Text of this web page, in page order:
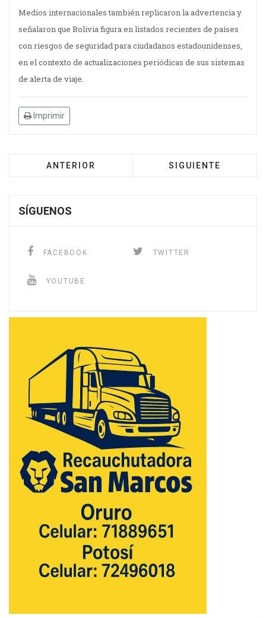
Medios internacionales también replicaron la advertencia y
señalaron que Bolivia figura en listados recientes de países
con riesgos de seguridad para ciudadanos estadounidenses,
en el contexto de actualizaciones periódicas de sus sistemas
de alerta de viaje.
Imprimir
ANTERIOR SIGUIENTE
SÍGUENOS
FACEBOOK TWITTER
YOUTUBE